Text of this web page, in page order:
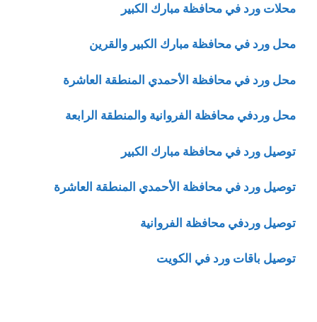
محلات ورد في محافظة مبارك الكبير
محل ورد في محافظة مبارك الكبير والقرين
محل ورد في محافظة الأحمدي المنطقة العاشرة
محل وردفي محافظة الفروانية والمنطقة الرابعة
توصيل ورد في محافظة مبارك الكبير
توصيل ورد في محافظة الأحمدي المنطقة العاشرة
توصيل وردفي محافظة الفروانية
توصيل باقات ورد في الكويت